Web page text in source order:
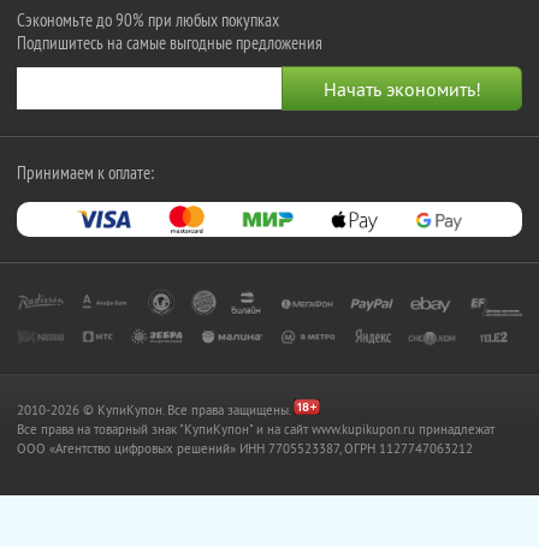
Сэкономьте до 90% при любых покупках
Подпишитесь на самые выгодные предложения
Принимаем к оплате:
2010-2026 © КупиКупон. Все права защищены.
Все права на товарный знак "КупиКупон" и на сайт www.kupikupon.ru принадлежат
OOO «Агентство цифровых решений» ИНН 7705523387, ОГРН 1127747063212